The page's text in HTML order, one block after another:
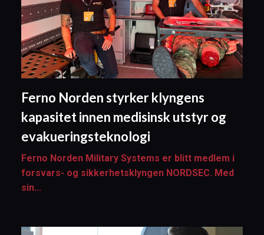
Ferno Norden styrker klyngens
kapasitet innen medisinsk utstyr og
evakueringsteknologi
Ferno Norden Military Systems er blitt medlem i
forsvars- og sikkerhetsklyngen NORDSEC. Med
sin...